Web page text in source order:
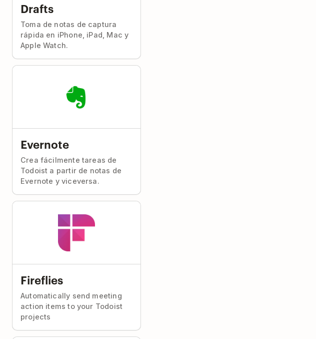
Drafts
Toma de notas de captura
rápida en iPhone, iPad, Mac y
Apple Watch.
Evernote
Crea fácilmente tareas de
Todoist a partir de notas de
Evernote y viceversa.
Fireflies
Automatically send meeting
action items to your Todoist
projects